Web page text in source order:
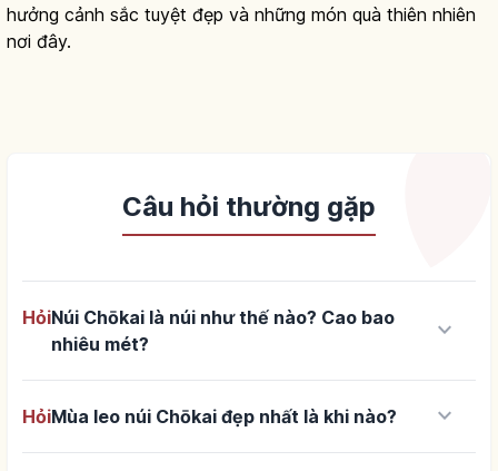
hưởng cảnh sắc tuyệt đẹp và những món quà thiên nhiên
nơi đây.
Câu hỏi thường gặp
HỏiNúi Chōkai là núi như thế nào? Cao bao
nhiêu mét?
keyboard_arrow_down
HỏiMùa leo núi Chōkai đẹp nhất là khi nào? keyboard_arrow_down